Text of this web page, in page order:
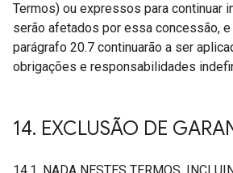
Termos) ou expressos para continuar
serão afetados por essa concessão,
parágrafo 20.7 continuarão a ser
obrigações e responsabilidades
14. EXCLUSÃO DE